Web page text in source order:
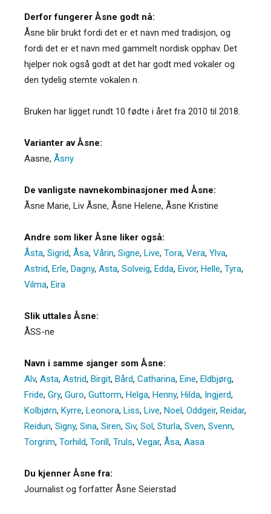
Derfor fungerer Åsne godt nå:
Åsne blir brukt fordi det er et navn med tradisjon, og
fordi det er et navn med gammelt nordisk opphav. Det
hjelper nok også godt at det har godt med vokaler og
den tydelig stemte vokalen n.
Bruken har ligget rundt 10 fødte i året fra 2010 til 2018.
Varianter av Åsne:
Aasne, Åsny
De vanligste navnekombinasjoner med Åsne:
Åsne Marie, Liv Åsne, Åsne Helene, Åsne Kristine
Andre som liker Åsne liker også:
Åsta, Sigrid, Åsa, Vårin, Signe, Live, Tora, Vera, Ylva,
Astrid, Erle, Dagny, Asta, Solveig, Edda, Eivor, Helle, Tyra,
Vilma, Eira
Slik uttales Åsne:
ÅSS-ne
Navn i samme sjanger som Åsne:
Alv, Asta, Astrid, Birgit, Bård, Catharina, Eine, Eldbjørg,
Fride, Gry, Guro, Guttorm, Helga, Henny, Hilda, Ingjerd,
Kolbjørn, Kyrre, Leonora, Liss, Live, Noel, Oddgeir, Reidar,
Reidun, Signy, Sina, Siren, Siv, Sol, Sturla, Sven, Svenn,
Torgrim, Torhild, Torill, Truls, Vegar, Åsa, Aasa
Du kjenner Åsne fra:
Journalist og forfatter Åsne Seierstad